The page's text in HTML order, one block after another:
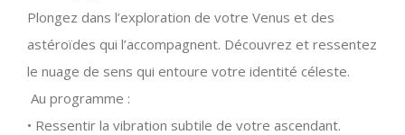
Plongez dans l’exploration de votre Venus et des
astéroïdes qui l’accompagnent. Découvrez et ressentez
le nuage de sens qui entoure votre identité céleste.
Au programme :
• Ressentir la vibration subtile de votre ascendant.